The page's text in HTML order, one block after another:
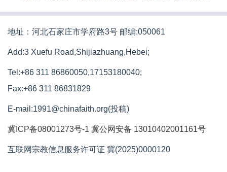
地址：河北石家庄市学府路3号 邮编:050061
Add:3 Xuefu Road,Shijiazhuang,Hebei;
Tel:+86 311 86860050,17153180040;
Fax:+86 311 86831829
E-mail:1991@chinafaith.org(投稿)
冀ICP备08001273号-1 冀公网安备 13010402001161号
互联网宗教信息服务许可证 冀(2025)0000120